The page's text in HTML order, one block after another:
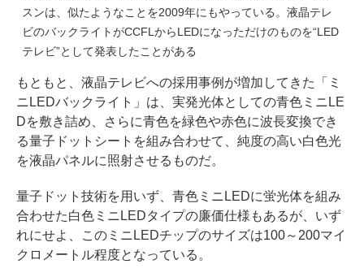
スンは、似たようなことを2009年にもやっている。液晶テレ
ビのバックライトがCCFLからLEDになっただけのものを“LED
テレビ”として発表したことがある
もともと、液晶テレビへの採用事例が増加してきた「ミ
ニLEDバックライト」は、実発光体としての青色ミニLE
Dを敷き詰め、さらに青色を緑色や赤色に波長変換でき
る量子ドットシートを組み合わせて、純度の高い白色光
を液晶パネルに照射させるものだ。
量子ドット技術を用いず、青色ミニLEDに蛍光体を組み
合わせた白色ミニLEDタイプの廉価仕様もあるが、いず
れにせよ、このミニLEDチップのサイズは100～200マイ
クロメートル程度となっている。